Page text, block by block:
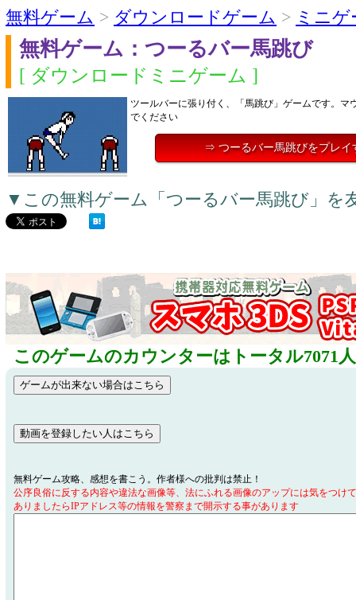
無料ゲーム > ダウンロードゲーム > ミニゲ
無料ゲーム：つーるバー馬跳び
[ ダウンロードミニゲーム ]
ツールバーに張り付く、「馬跳び」ゲームです。マ
でください
⇒ つーるバー馬跳びをプレイ
▼この無料ゲーム「つーるバー馬跳び」を
このゲームのカウンターはトータル7071
無料ゲーム攻略、感想を書こう。作者様への批判は禁止！
公序良俗に反する内容や違法な画像等、法にふれる画像のアップには気をつけ
ありましたらIPアドレス等の情報を警察まで開示する事があります